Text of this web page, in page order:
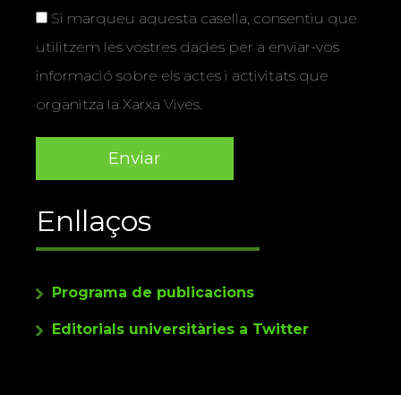
Si marqueu aquesta casella, consentiu que
utilitzem les vostres dades per a enviar-vos
informació sobre els actes i activitats que
organitza la Xarxa Vives.
Enllaços
Programa de publicacions
Editorials universitàries a Twitter